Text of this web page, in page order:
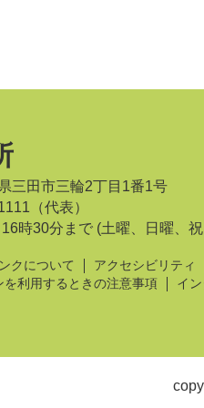
三田市三輪2丁目1番1号
（代表）
時30分まで (土曜、日曜、
クについて アクセシビリティ
利用するときの注意事項
イ